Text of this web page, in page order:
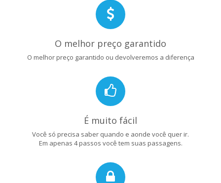
O melhor preço garantido
O melhor preço garantido ou devolveremos a diferença
É muito fácil
Você só precisa saber quando e aonde você quer ir.
Em apenas 4 passos você tem suas passagens.